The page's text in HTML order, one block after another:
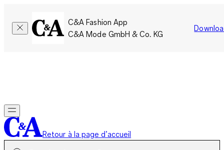
C&A Fashion App
C&A Mode GmbH & Co. KG
Retour à la page d’accueil